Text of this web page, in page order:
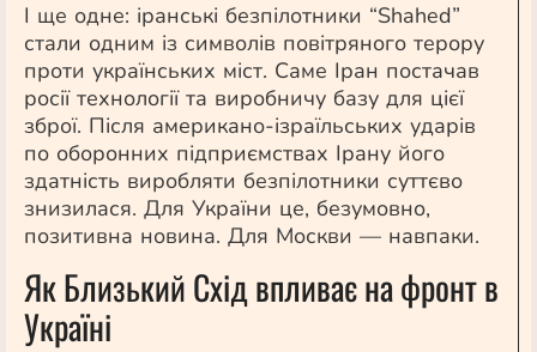
І ще одне: іранські безпілотники “Shahed”
стали одним із символів повітряного терору
проти українських міст. Саме Іран постачав
росії технології та виробничу базу для цієї
зброї. Після американо-ізраїльських ударів
по оборонних підприємствах Ірану його
здатність виробляти безпілотники суттєво
знизилася. Для України це, безумовно,
позитивна новина. Для Москви — навпаки.
Як Близький Схід впливає на фронт в
Україні